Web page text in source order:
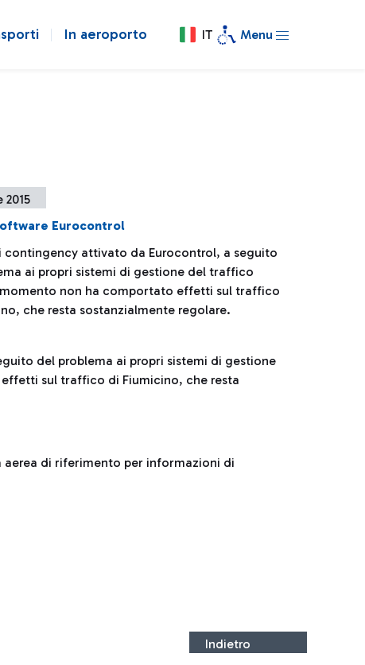
In aeroporto IT Menu
2015
Eurocontrol
contingency attivato da Eurocontrol, a seguito
ai propri sistemi di gestione del traffico
non ha comportato effetti sul traffico
che resta sostanzialmente regolare.
del problema ai propri sistemi di gestione
sul traffico di Fiumicino, che resta
di riferimento per informazioni di
Indietro